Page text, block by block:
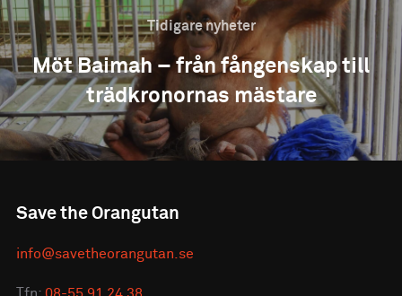
Tidigare nyheter
Möt Baimah – från fångenskap till
trädkronornas mästare
Save the Orangutan
info@savetheorangutan.se
Tfn: 08-55 91 24 38